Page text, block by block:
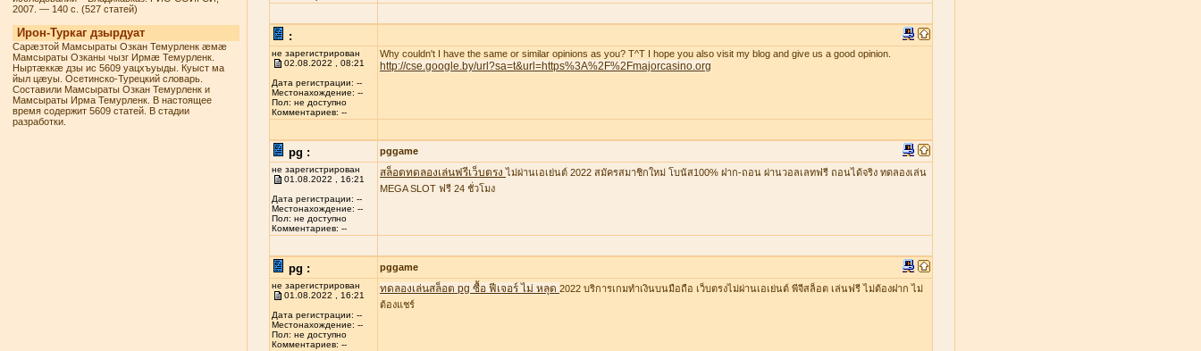
2007. — 140 с. (527 статей)
Ирон-Туркаг дзырдуат
Сарæзтой Мамсыраты Озкан Темурленк æмæ
Мамсыраты Озканы чызг Ирмæ Темурленк.
Ныртæккæ дзы ис 5609 уацхъуыды. Куыст ма
йыл цæуы. Осетинско-Турецкий словарь.
Составили Мамсыраты Озкан Темурленк и
Мамсыраты Ирма Темурленк. В настоящее
время содержит 5609 статей. В стадии
разработки.
:
не зарегистрирован
02.08.2022 , 08:21
Дата регистрации: --
Местонахождение: --
Пол: не доступно
Комментариев: --
Why couldn't I have the same or similar opinions as you? T^T I hope you also visit my blog and give us a good opinion.
http://cse.google.by/url?sa=t&url=https%3A%2F%2Fmajorcasino.org
pg : pggame
не зарегистрирован
01.08.2022 , 16:21
Дата регистрации: --
Местонахождение: --
Пол: не доступно
Комментариев: --
สล็อตทดลองเล่นฟรีเว็บตรงไม่ผ่านเอเย่นต์ 2022 สมัครสมาชิกใหม่ โบนัส100% ฝาก-ถอน ผ่านวอลเลทฟรี ถอนได้จริง ทดลองเล่น
MEGA SLOT ฟรี 24 ชั่วโมง
pg : pggame
не зарегистрирован
01.08.2022 , 16:21
Дата регистрации: --
Местонахождение: --
Пол: не доступно
Комментариев: --
ทดลองเล่นสล็อต pg ซื้อ ฟีเจอร์ ไม่ หลุด 2022 บริการเกมทำเงินบนมือถือ เว็บตรงไม่ผ่านเอเย่นต์ พีจีสล็อต เล่นฟรี ไม่ต้องฝาก ไม่
ต้องแชร์